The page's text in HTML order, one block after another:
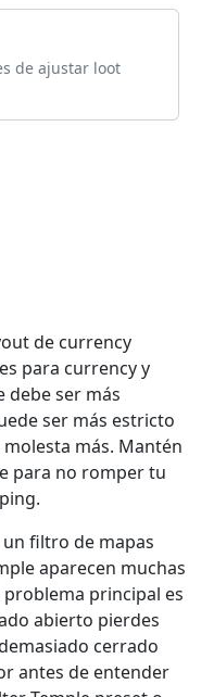
de ajustar loot
de currency
para currency y
debe ser más
ser más estricto
más. Mantén
para no romper tu
filtro de mapas
aparecen muchas
principal es
abierto pierdes
cerrado
antes de entender